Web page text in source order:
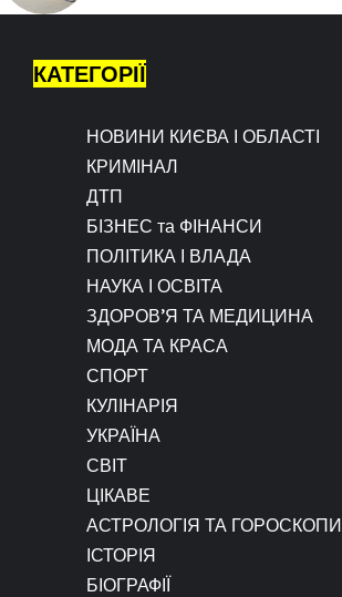
КАТЕГОРІЇ
НОВИНИ КИЄВА І ОБЛАСТІ
КРИМІНАЛ
ДТП
БІЗНЕС та ФІНАНСИ
ПОЛІТИКА І ВЛАДА
НАУКА І ОСВІТА
ЗДОРОВ’Я ТА МЕДИЦИНА
МОДА ТА КРАСА
СПОРТ
КУЛІНАРІЯ
УКРАЇНА
СВІТ
ЦІКАВЕ
АСТРОЛОГІЯ ТА ГОРОСКОПИ
ІСТОРІЯ
БІОГРАФІЇ